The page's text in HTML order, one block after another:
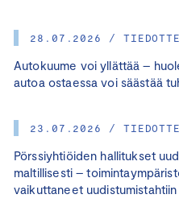
28.07.2026 /
Autokuume voi yllättää –
autoa ostaessa voi säästää
23.07.2026 /
Pörssiyhtiöiden hallitukset
maltillisesti –
vaikuttaneet uudistumistahtiin